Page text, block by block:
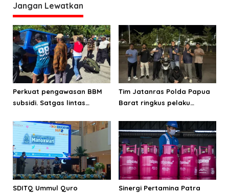
Jangan Lewatkan
Perkuat pengawasan BBM
subsidi. Satgas lintas
penyalahgunaan di
Manokwari
Tim Jatanras Polda Papua
Barat ringkus pelaku
SDITQ Ummul Quro
Sinergi Pertamina Patra